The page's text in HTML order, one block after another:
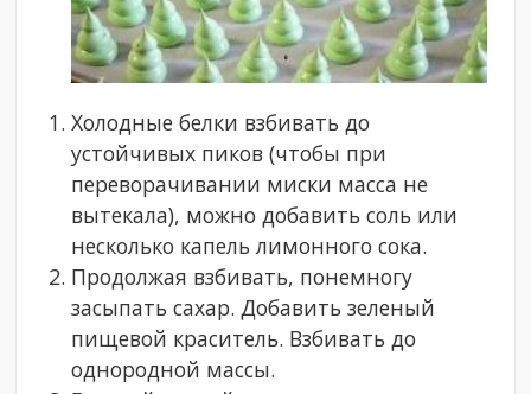
Холодные белки взбивать до
устойчивых пиков (чтобы при
переворачивании миски масса не
вытекала), можно добавить соль или
несколько капель лимонного сока.
Продолжая взбивать, понемногу
засыпать сахар. Добавить зеленый
пищевой краситель. Взбивать до
однородной массы.